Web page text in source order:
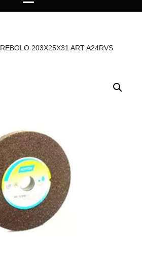
REBOLO 203X25X31 ART A24RVS